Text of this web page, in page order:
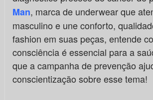
Man, marca de underwear que
masculino e une conforto,
fashion em suas peças, entende
consciência é essencial para a
que a campanha de prevenção
conscientização sobre esse tema!